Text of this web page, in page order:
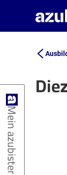
Mein azubister